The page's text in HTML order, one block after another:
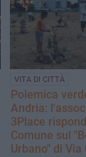
VITA DI CITTÀ
Polemica
Andria:
3Place
Comune sul
Urbano" di Via